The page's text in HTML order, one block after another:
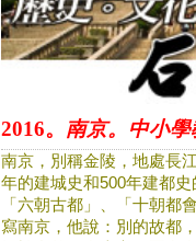
2016。 南京。中小
南京，別稱金陵，地處長
年的建城史和500年建都
「六朝古都」、「十朝都
寫南京，他說：別的故都